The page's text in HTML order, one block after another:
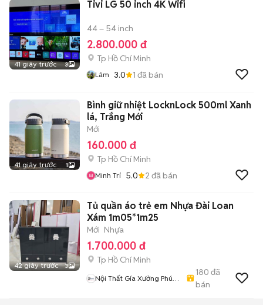
41 giây trước 3
Tivi LG 50 inch 4K Wifi
44 – 54 inch
2.800.000 đ
Tp Hồ Chí Minh
Lâm 3.0 1 đã bán
41 giây trước 1
Bình giữ nhiệt LocknLock 500ml Xanh
lá, Trắng Mới
Mới
160.000 đ
Tp Hồ Chí Minh
Minh Trí 5.0 2 đã bán
42 giây trước 3
Tủ quần áo trẻ em Nhựa Đài Loan
Xám 1m05*1m25
Mới Nhựa
1.700.000 đ
Tp Hồ Chí Minh
Nội Thất Gía Xưởng Phúc
180 đã
bán